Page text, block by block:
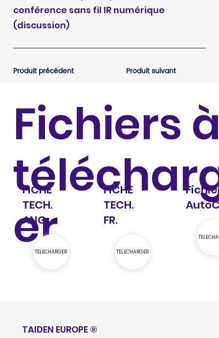
conférence sans fil IR numérique
(discussion)
Produit précédent Produit suivant
Fichiers
er
FICHE
TECH.
ANG.
TELECHARGER
FICHE
TECH.
FR.
TELECHARGER
TAIDEN EUROPE ®